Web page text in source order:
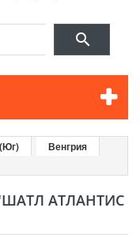
Венгрия
АТЛАНТИС